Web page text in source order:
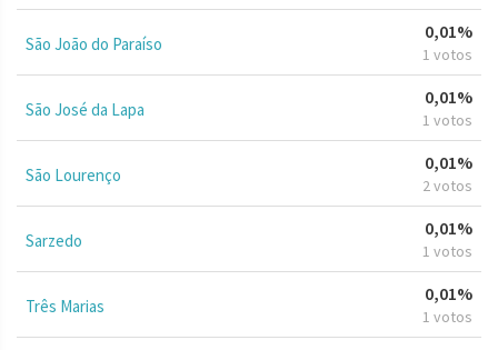
São João do Paraíso
0,01%
1 votos
São José da Lapa
0,01%
1 votos
São Lourenço
0,01%
2 votos
Sarzedo
0,01%
1 votos
Três Marias
0,01%
1 votos